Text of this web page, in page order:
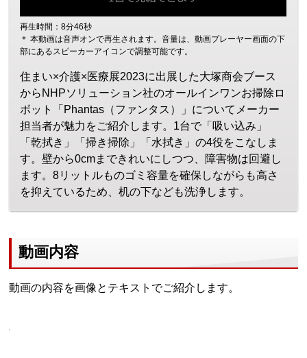
再生時間：8分46秒
＊ 本動画は音声オンで再生されます。音量は、動画プレーヤー画面の下
部にあるスピーカーアイコンで調整可能です。
住まい×介護×医療展2023に出展した大塚商会ブース
からNHPソリューション社のオールインワンお掃除ロ
ボット「Phantas（ファンタス）」についてメーカー
担当者が魅力をご紹介します。1台で「吸い込み」
「乾拭き」「掃き掃除」「水拭き」の4役をこなしま
す。壁から0cmまできれいにしつつ、障害物は回避し
ます。8リットルものゴミ容量を確保しながらも高さ
を抑えているため、机の下なども洗浄します。
動画内容
動画の内容を画像とテキストでご紹介します。